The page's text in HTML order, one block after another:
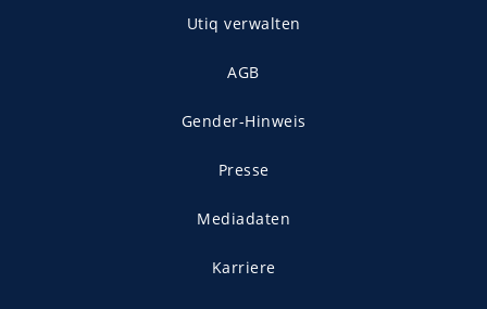
Utiq verwalten
AGB
Gender-Hinweis
Presse
Mediadaten
Karriere